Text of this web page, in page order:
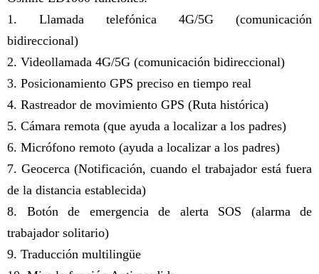
1. Llamada telefónica 4G/5G (comunicación
bidireccional)
2. Videollamada 4G/5G (comunicación bidireccional)
3. Posicionamiento GPS preciso en tiempo real
4. Rastreador de movimiento GPS (Ruta histórica)
5. Cámara remota (que ayuda a localizar a los padres)
6. Micrófono remoto (ayuda a localizar a los padres)
7. Geocerca (Notificación, cuando el trabajador está fuera
de la distancia establecida)
8. Botón de emergencia de alerta SOS (alarma de
trabajador solitario)
9. Traducción multilingüe